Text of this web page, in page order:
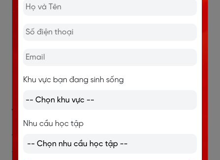
Ứng dụng không có các bài luyện phát âm và
Thiếu hụt phụ đề nên có thể gây khó khăn cho
1.7. Babilala
Với giáo trình Cambridge làm cốt lõi, Babilala mang
đến cho trẻ em một hệ thống học tiếng Anh có cấu
Khu vực bạn đang sinh sống
Nhu cầu học tập